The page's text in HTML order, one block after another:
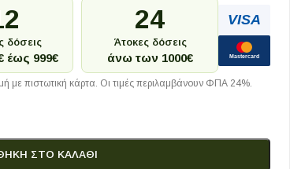
δόσεις
έως 999€
24
Άτοκες δόσεις
άνω των 1000€
VISA
Mastercard
με πιστωτική κάρτα. Οι τιμές περιλαμβάνουν ΦΠΑ 24%.
ΣΤΟ ΚΑΛΆΘΙ